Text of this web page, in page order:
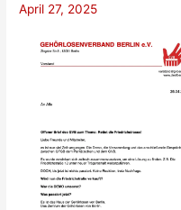
April 27, 2025